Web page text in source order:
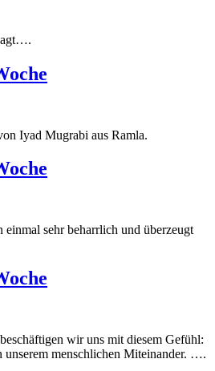
Iyad Mugrabi aus Ramla.
einmal sehr beharrlich und überzeugt
wir uns mit diesem Gefühl:
unserem menschlichen Miteinander. ….